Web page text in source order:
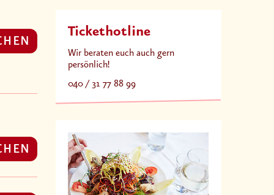
Tickethotline
Wir beraten euch auch gern
persönlich!
040 / 31 77 88 99